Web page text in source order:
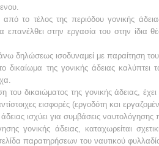
από το τέλος της περιόδου γονικής
επανέλθει στην εργασία του στην
δηλώσεως ισοδυναμεί με παραίτηση
δικαίωμα της γονικής άδειας
του δικαιώματος της γονικής άδειας,
εισφορές (εργοδότη και
άδειας ισχύει για συμβάσεις
γονικής άδειας, καταχωρείται
παρατηρήσεων του ναυτικού